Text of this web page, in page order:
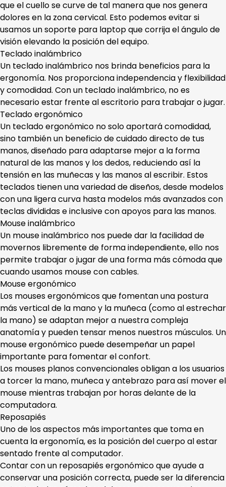
que el cuello se curve de tal manera que nos genera
dolores en la zona cervical. Esto podemos evitar si
usamos un soporte para laptop que corrija el ángulo de
visión elevando la posición del equipo.
Teclado inalámbrico
Un teclado inalámbrico nos brinda beneficios para la
ergonomía. Nos proporciona independencia y flexibilidad
y comodidad. Con un teclado inalámbrico, no es
necesario estar frente al escritorio para trabajar o jugar.
Teclado ergonómico
Un teclado ergonómico no solo aportará comodidad,
sino también un beneficio de cuidado directo de tus
manos, diseñado para adaptarse mejor a la forma
natural de las manos y los dedos, reduciendo así la
tensión en las muñecas y las manos al escribir. Estos
teclados tienen una variedad de diseños, desde modelos
con una ligera curva hasta modelos más avanzados con
teclas divididas e inclusive con apoyos para las manos.
Mouse inalámbrico
Un mouse inalámbrico nos puede dar la facilidad de
movernos libremente de forma independiente, ello nos
permite trabajar o jugar de una forma más cómoda que
cuando usamos mouse con cables.
Mouse ergonómico
Los mouses ergonómicos que fomentan una postura
más vertical de la mano y la muñeca (como al estrechar
la mano) se adaptan mejor a nuestra compleja
anatomía y pueden tensar menos nuestros músculos. Un
mouse ergonómico puede desempeñar un papel
importante para fomentar el confort.
Los mouses planos convencionales obligan a los usuarios
a torcer la mano, muñeca y antebrazo para así mover el
mouse mientras trabajan por horas delante de la
computadora.
Reposapiés
Uno de los aspectos más importantes que toma en
cuenta la ergonomía, es la posición del cuerpo al estar
sentado frente al computador.
Contar con un reposapiés ergonómico que ayude a
conservar una posición correcta, puede ser la diferencia